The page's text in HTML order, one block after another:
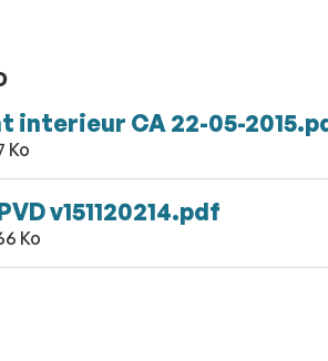
interieur CA 22-05-
Ko
v151120214.pdf
Ko